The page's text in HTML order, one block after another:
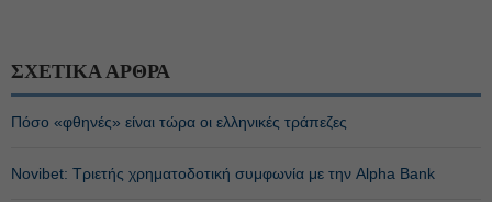
ΣΧΕΤΙΚΑ ΑΡΘΡΑ
Πόσο «φθηνές» είναι τώρα οι ελληνικές τράπεζες
Novibet: Τριετής χρηματοδοτική συμφωνία με την Alpha Bank